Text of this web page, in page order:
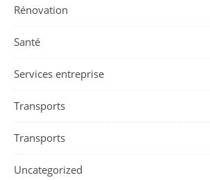
Rénovation
Santé
Services entreprise
Transports
Transports
Uncategorized